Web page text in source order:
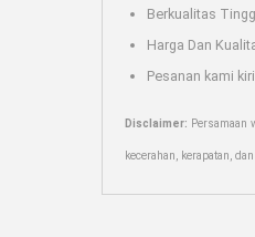
Berkualitas
Harga Dan
Pesanan kami
Disclaimer: Persamaan
kecerahan, kerapatan,